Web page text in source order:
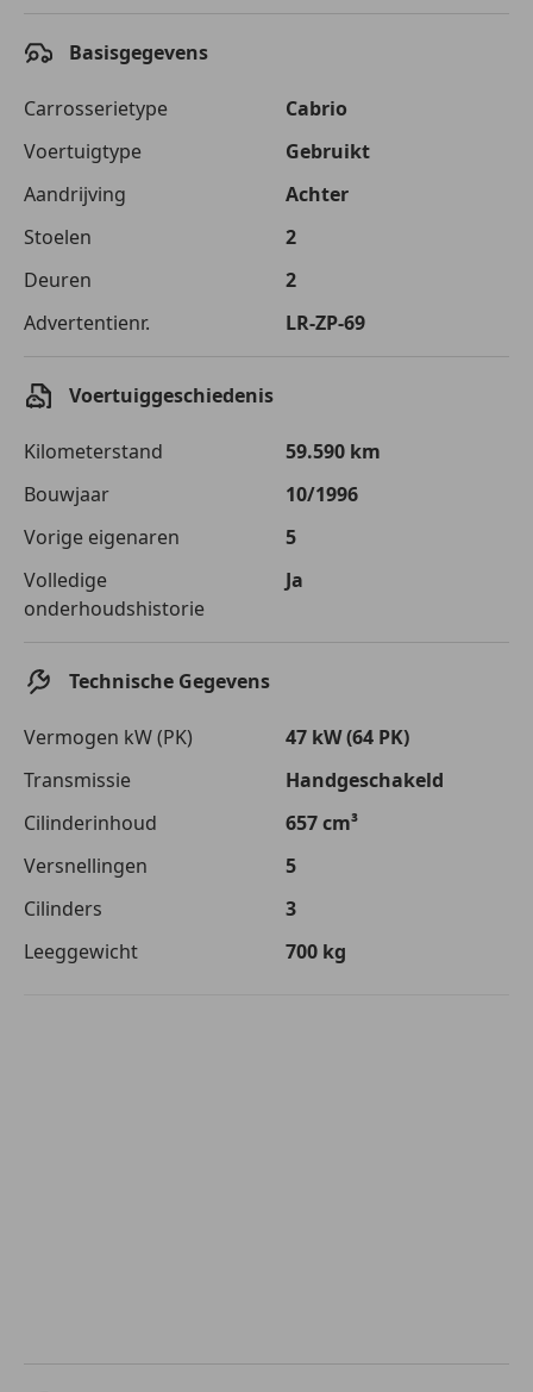
Basisgegevens
Carrosserietype
Cabrio
Voertuigtype
Gebruikt
Aandrijving
Achter
Stoelen
2
Deuren
2
Advertentienr.
LR-ZP-69
Voertuiggeschiedenis
Kilometerstand
59.590 km
Bouwjaar
10/1996
Vorige eigenaren
5
Volledige
onderhoudshistorie
Ja
Technische Gegevens
Vermogen kW (PK)
47 kW (64 PK)
Transmissie
Handgeschakeld
Cilinderinhoud
657 cm³
Versnellingen
5
Cilinders
3
Leeggewicht
700 kg